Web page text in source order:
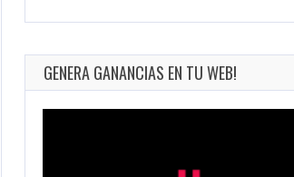
GENERA GANANCIAS EN TU WEB!